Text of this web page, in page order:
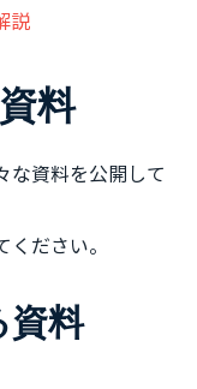
説
料
な資料を公開して
ださい。
資料